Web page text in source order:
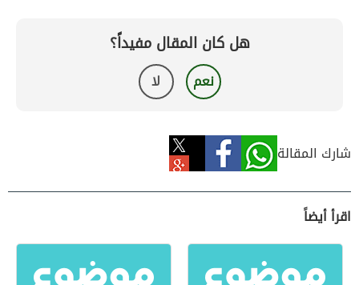
هل كان المقال مفيداً؟
نعم لا
شارك المقالة
اقرأ أيضاً